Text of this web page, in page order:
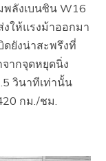
ลังเบนซิน W16
ให้แรงม้าออกมา
ยังน่าสะพรึงที่
ากจุดหยุดนิ่ง
วินาทีเท่านั้น
กม./ชม.